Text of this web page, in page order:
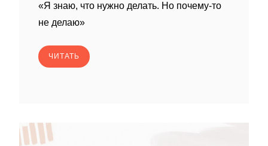
«Я знаю, что нужно делать. Но почему-то
не делаю»
ЧИТАТЬ